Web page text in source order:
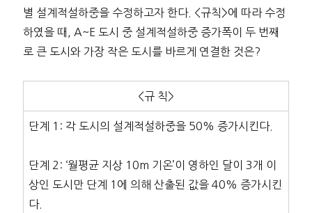
별 설계적설하중을 수정하고자 한다. <규칙>에 따라 수정
하였을 때, A~E 도시 중 설계적설하중 증가폭이 두 번째
로 큰 도시와 가장 작은 도시를 바르게 연결한 것은?
<규 칙>
단계 1: 각 도시의 설계적설하중을 50% 증가시킨다.
단계 2: ‘월평균 지상 10m 기온’이 영하인 달이 3개 이
상인 도시만 단계 1에 의해 산출된 값을 40% 증가시킨
다.